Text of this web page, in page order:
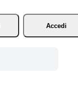
Accedi